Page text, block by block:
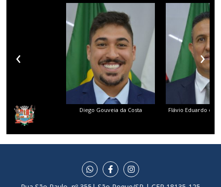
Diego Gouveia da Costa Flávio Eduardo dos
‹ ›